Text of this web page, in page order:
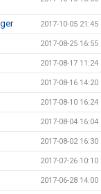
2017-10-05 21:45
2017-08-25 16:55
2017-08-17 11:24
2017-08-16 14:20
2017-08-10 16:24
2017-08-04 16:04
2017-08-02 16:30
2017-07-26 10:10
2017-06-28 14:00